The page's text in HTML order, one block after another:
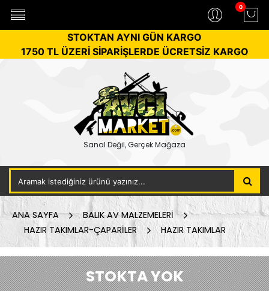
0
STOKTAN AYNI GÜN KARGO
1750 TL ÜZERİ SİPARİŞLERDE ÜCRETSİZ KARGO
Sanal Değil, Gerçek Mağaza
ANA SAYFA
BALIK AV MALZEMELERİ
HAZIR TAKIMLAR-ÇAPARİLER
HAZIR TAKIMLAR
STOKTA YOK